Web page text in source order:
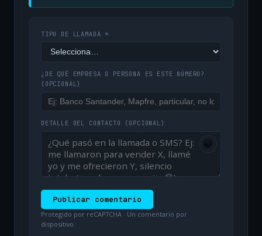
TIPO DE LLAMADA *
¿DE QUÉ EMPRESA O PERSONA ES ESTE NÚMERO?
(OPCIONAL)
DETALLE DEL CONTACTO (OPCIONAL)
😀
Publicar comentario
Protegido por reCAPTCHA · Un comentario por
dispositivo